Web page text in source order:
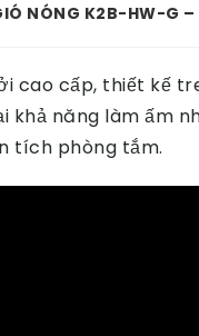
NÓNG K2B-HW-G –
cao cấp, thiết kế
khả năng làm ấm
tích phòng tắm.